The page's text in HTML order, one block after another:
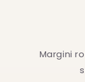
Margini